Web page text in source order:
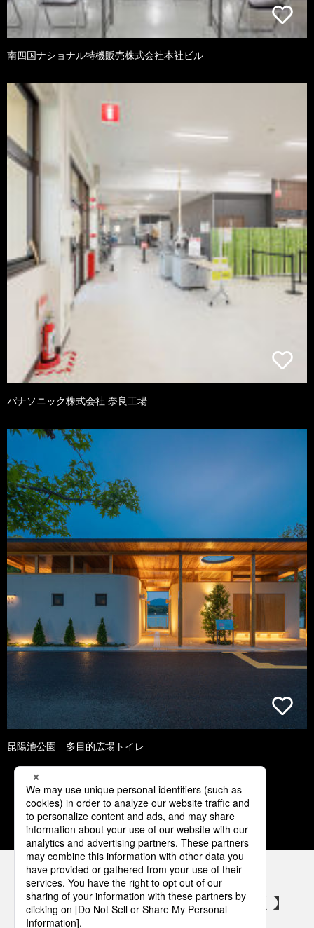
南四国ナショナル特機販売株式会社本社ビル
パナソニック株式会社 奈良工場
昆陽池公園 多目的広場トイレ
1 2 3 4 5
パナソニックの電気設備 SNSアカウント